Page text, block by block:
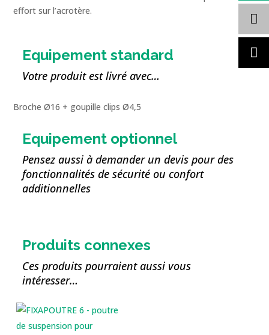
effort sur l’acrotère.
Equipement standard
Votre produit est livré avec…
Broche Ø16 + goupille clips Ø4,5
Equipement optionnel
Pensez aussi à demander un devis pour des
fonctionnalités de sécurité ou confort
additionnelles
Produits connexes
Ces produits pourraient aussi vous
intéresser…